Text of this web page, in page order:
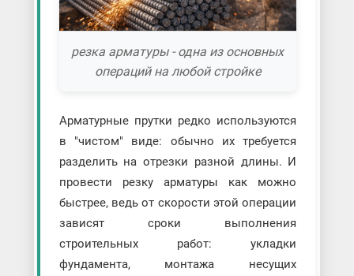
резка арматуры - одна из основных
операций на любой стройке
Арматурные прутки редко используются
в "чистом" виде: обычно их требуется
разделить на отрезки разной длины. И
провести резку арматуры как можно
быстрее, ведь от скорости этой операции
зависят сроки выполнения
строительных работ: укладки
фундамента, монтажа несущих